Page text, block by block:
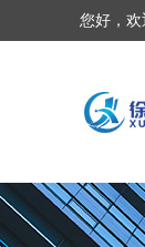
您好，欢